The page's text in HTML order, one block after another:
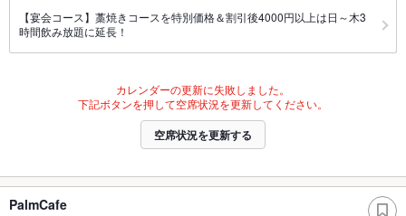
【宴会コース】藁焼きコースを特別価格＆割引後4000円以上は日～木3
時間飲み放題に延長！
カレンダーの更新に失敗しました。
下記ボタンを押して空席状況を更新してください。
空席状況を更新する
PalmCafe